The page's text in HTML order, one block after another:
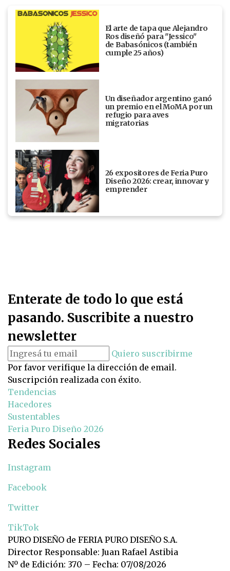
El arte de tapa que Alejandro
Ros diseñó para "Jessico"
de Babasónicos (también
cumple 25 años)
Un diseñador argentino ganó
un premio en el MoMA por un
refugio para aves
migratorias
26 expositores de Feria Puro
Diseño 2026: crear, innovar y
emprender
Enterate de todo lo que está
pasando. Suscribite a nuestro
newsletter
Quiero suscribirme
Por favor verifique la dirección de email.
Suscripción realizada con éxito.
Tendencias
Hacedores
Sustentables
Feria Puro Diseño 2026
Redes Sociales
Instagram
Facebook
Twitter
TikTok
PURO DISEÑO de FERIA PURO DISEÑO S.A.
Director Responsable: Juan Rafael Astibia
Nº de Edición: 370 – Fecha: 07/08/2026